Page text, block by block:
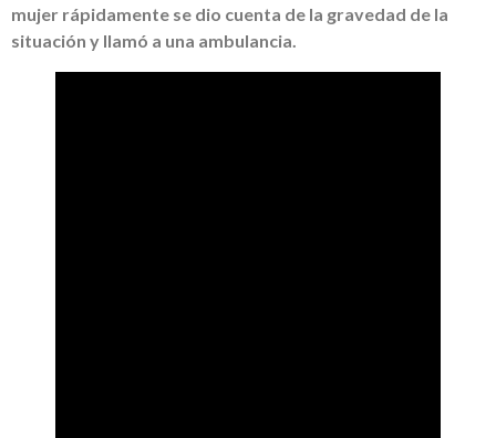
mujer rápidamente se dio cuenta de la gravedad de la
situación y llamó a una ambulancia.